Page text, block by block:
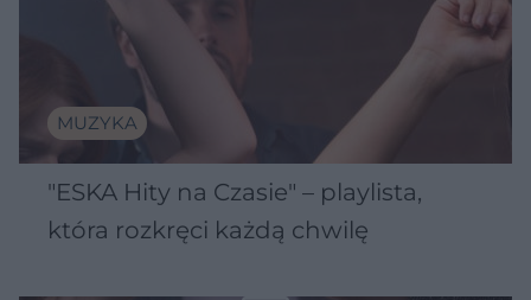
MUZYKA
"ESKA Hity na Czasie" – playlista,
która rozkręci każdą chwilę